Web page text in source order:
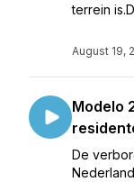
terrein
August 19,
Modelo
De